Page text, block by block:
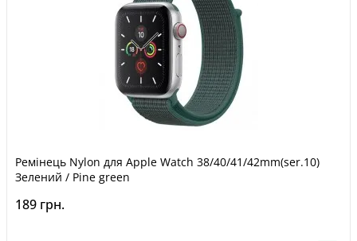
Ремінець Nylon для Apple Watch 38/40/41/42mm(ser.10)
Зелений / Pine green
189 грн.